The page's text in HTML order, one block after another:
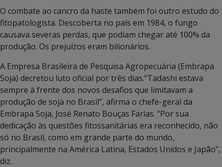
O combate ao cancro da haste também foi outro estudo do
fitopatologista. Descoberta no país em 1984, o fungo
causava severas perdas, que podiam chegar até 100% da
produção. Os prejuízos eram bilionários.
A Empresa Brasileira de Pesquisa Agropecuária (Embrapa
Soja) decretou luto oficial por três dias.“Tadashi estava
sempre à frente dos novos desafios que limitavam a
produção de soja no Brasil”, afirma o chefe-geral da
Embrapa Soja, José Renato Bouças Farias. “Por sua
dedicação às questões fitossanitárias era reconhecido, não
só no Brasil, como em grande parte do mundo,
principalmente na América Latina, Estados Unidos e Japão”,
diz.